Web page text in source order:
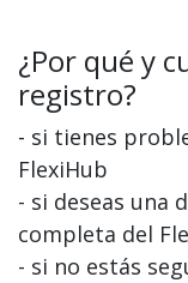
¿Por qué y
registro?
- si tienes
FlexiHub
- si deseas una
completa del
- si no estás